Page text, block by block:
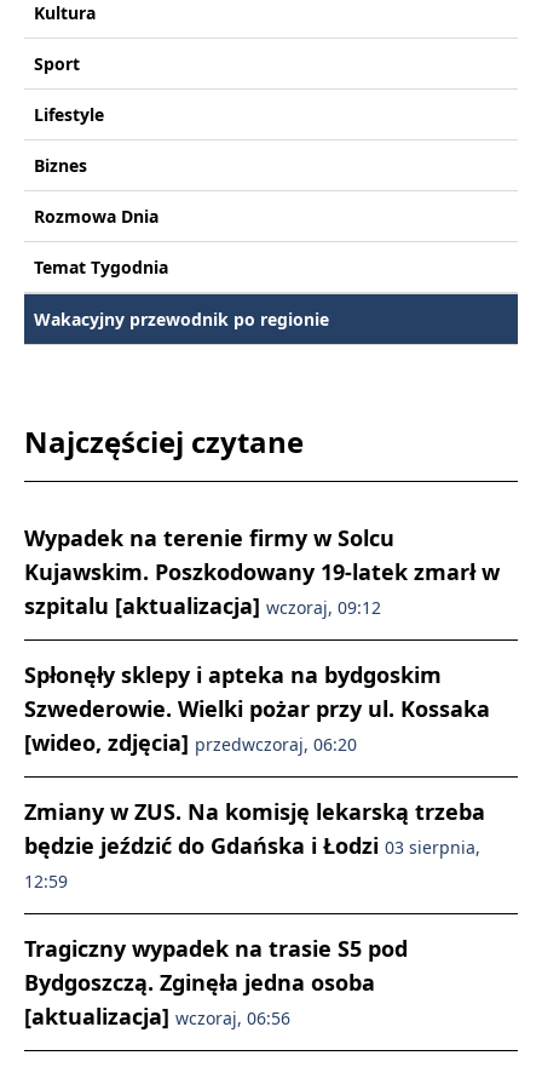
Kultura
Sport
Lifestyle
Biznes
Rozmowa Dnia
Temat Tygodnia
Wakacyjny przewodnik po regionie
Najczęściej czytane
Wypadek na terenie firmy w Solcu
Kujawskim. Poszkodowany 19-latek zmarł w
szpitalu [aktualizacja] wczoraj, 09:12
Spłonęły sklepy i apteka na bydgoskim
Szwederowie. Wielki pożar przy ul. Kossaka
[wideo, zdjęcia] przedwczoraj, 06:20
Zmiany w ZUS. Na komisję lekarską trzeba
będzie jeździć do Gdańska i Łodzi 03 sierpnia,
12:59
Tragiczny wypadek na trasie S5 pod
Bydgoszczą. Zginęła jedna osoba
[aktualizacja] wczoraj, 06:56